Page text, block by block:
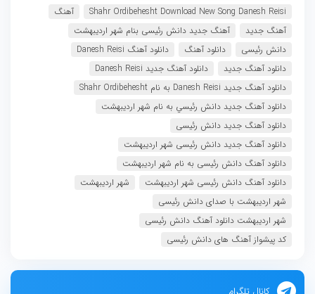
Shahr Ordibehesht Download New Song Danesh Reisi
آهنگ
آهنگ جدید
آهنگ جدید دانش رئیسی بنام شهر اردیبهشت
دانش رئیسی
دانلود آهنگ
دانلود آهنگ Danesh Reisi
دانلود آهنگ جدید
دانلود آهنگ جدید Danesh Reisi
دانلود آهنگ جدید Danesh Reisi به نام Shahr Ordibehesht
دانلود آهنگ جدید دانش رئيسي به نام شهر اردیبهشت
دانلود آهنگ جدید دانش رئیسی
دانلود آهنگ جدید دانش رئیسی شهر اردیبهشت
دانلود آهنگ دانش رئیسی به نام شهر اردیبهشت
دانلود آهنگ دانش رئیسی شهر اردیبهشت
شهر اردیبهشت
شهر اردیبهشت با صدای دانش رئیسی
شهر اردیبهشت دانلود آهنگ دانش رئیسی
کد پیشواز آهنگ های دانش رئیسی